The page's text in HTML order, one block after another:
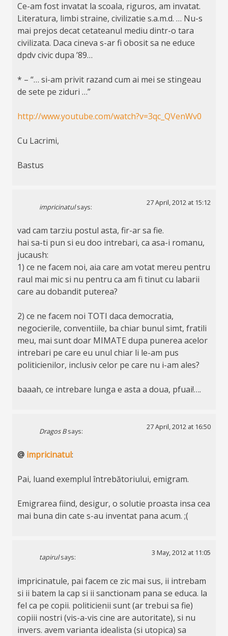
Ce-am fost invatat la scoala, riguros, am invatat.
Literatura, limbi straine, civilizatie s.a.m.d. … Nu-s
mai prejos decat cetateanul mediu dintr-o tara
civilizata. Daca cineva s-ar fi obosit sa ne educe
dpdv civic dupa ’89…
* – “… si-am privit razand cum ai mei se stingeau
de sete pe ziduri …”
http://www.youtube.com/watch?v=3qc_QVenWv0
Cu Lacrimi,
Bastus
impricinatul says:
27 April, 2012 at 15:12
vad cam tarziu postul asta, fir-ar sa fie.
hai sa-ti pun si eu doo intrebari, ca asa-i romanu,
jucaush:
1) ce ne facem noi, aia care am votat mereu pentru
raul mai mic si nu pentru ca am fi tinut cu labarii
care au dobandit puterea?
2) ce ne facem noi TOTI daca democratia,
negocierile, conventiile, ba chiar bunul simt, fratili
meu, mai sunt doar MIMATE dupa punerea acelor
intrebari pe care eu unul chiar li le-am pus
politicienilor, inclusiv celor pe care nu i-am ales?
baaah, ce intrebare lunga e asta a doua, pfuai!….
Dragos B says:
27 April, 2012 at 16:50
@ impricinatul:
Pai, luand exemplul întrebătoriului, emigram.
Emigrarea fiind, desigur, o solutie proasta insa cea
mai buna din cate s-au inventat pana acum. ;(
tapirul says:
3 May, 2012 at 11:05
impricinatule, pai facem ce zic mai sus, ii intrebam
si ii batem la cap si ii sanctionam pana se educa. la
fel ca pe copii. politicienii sunt (ar trebui sa fie)
copiii nostri (vis-a-vis cine are autoritate), si nu
invers. avem varianta idealista (si utopica) sa